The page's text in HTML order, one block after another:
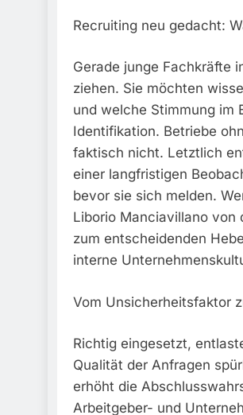
Recruiting neu gedacht:
Gerade junge Fachkräfte
ziehen. Sie möchten
und welche Stimmung im
Identifikation. Betriebe
faktisch nicht. Letztlich
einer langfristigen
bevor sie sich melden.
Liborio Manciavillano von
zum entscheidenden
interne
Vom Unsicherheitsfaktor
Richtig eingesetzt,
Qualität der Anfragen
erhöht die
Arbeitgeber- und